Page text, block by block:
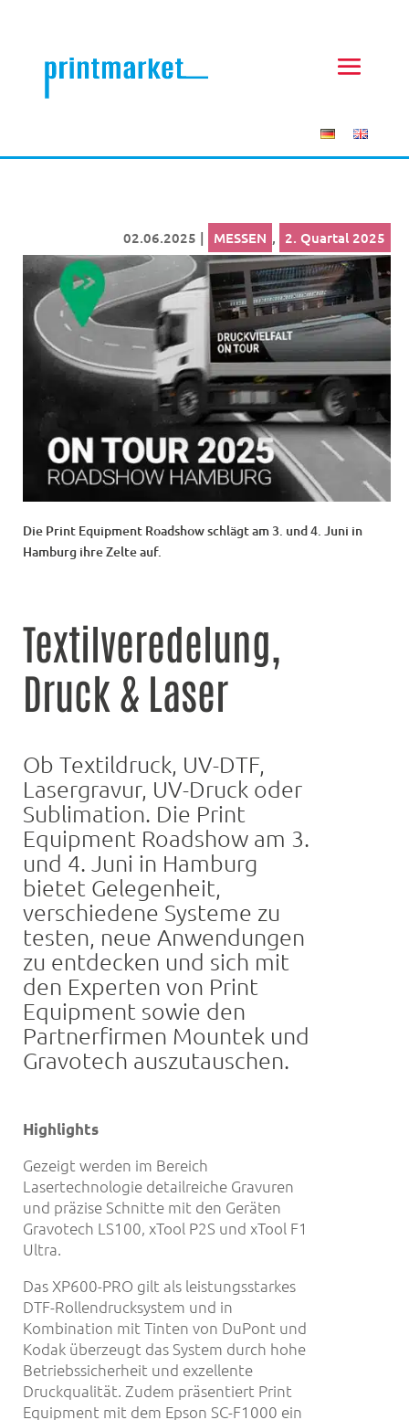
02.06.2025 | MESSEN , 2. Quartal 2025
Die Print Equipment Roadshow schlägt am 3. und 4. Juni in
Hamburg ihre Zelte auf.
Textilveredelung,
Druck & Laser
Ob Textildruck, UV-DTF,
Lasergravur, UV-Druck oder
Sublimation. Die Print
Equipment Roadshow am 3.
und 4. Juni in Hamburg
bietet Gelegenheit,
verschiedene Systeme zu
testen, neue Anwendungen
zu entdecken und sich mit
den Experten von Print
Equipment sowie den
Partnerfirmen Mountek und
Gravotech auszutauschen.
Highlights
Gezeigt werden im Bereich
Lasertechnologie detailreiche Gravuren
und präzise Schnitte mit den Geräten
Gravotech LS100, xTool P2S und xTool F1
Ultra.
Das XP600-PRO gilt als leistungsstarkes
DTF-Rollendrucksystem und in
Kombination mit Tinten von DuPont und
Kodak überzeugt das System durch hohe
Betriebssicherheit und exzellente
Druckqualität. Zudem präsentiert Print
Equipment mit dem Epson SC-F1000 ein